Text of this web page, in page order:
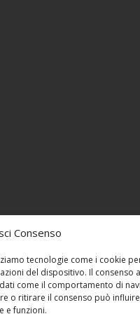
Consenso
tecnologie come i cookie
del dispositivo. Il consenso
come il comportamento di
o ritirare il consenso può influire
e funzioni.